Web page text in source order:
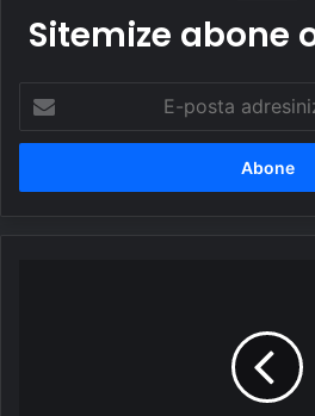
Sitemize abone
posta
adresinizi